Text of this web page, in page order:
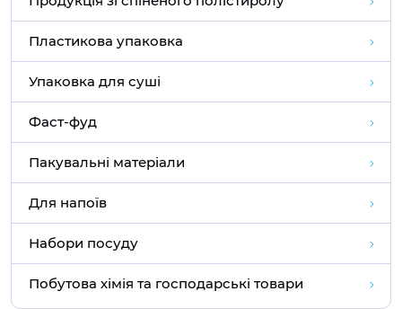
Пластикова упаковка
Упаковка для суші
Фаст-фуд
Пакувальні матеріали
Для напоїв
Набори посуду
Побутова хімія та господарські товари